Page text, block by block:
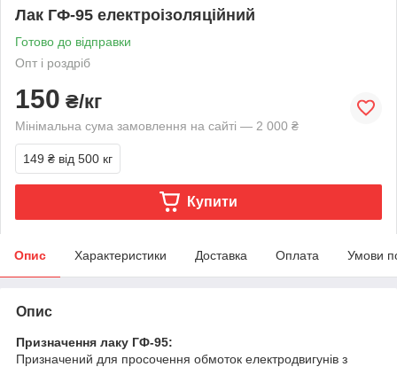
Лак ГФ-95 електроізоляційний
Готово до відправки
Опт і роздріб
150 ₴/кг
Мінімальна сума замовлення на сайті — 2 000 ₴
149 ₴ від 500 кг
Купити
Опис Характеристики Доставка Оплата Умови
Опис
Призначення лаку ГФ-95:
Призначений для просочення обмоток електродвигунів з